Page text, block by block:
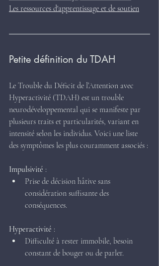
Les ressources d'apprentissage et de soutien
Petite définition du TDAH
Le Trouble du Déficit de l’Attention avec
Hyperactivité (TDAH) est un trouble
neurodéveloppemental qui se manifeste par
plusieurs traits et particularités, variant en
intensité selon les individus. Voici une liste
des symptômes les plus couramment associés :
Impulsivité :
Prise de décision hâtive sans
considération suffisante des
conséquences.
Hyperactivité :
Difficulté à rester immobile, besoin
constant de bouger ou de parler.